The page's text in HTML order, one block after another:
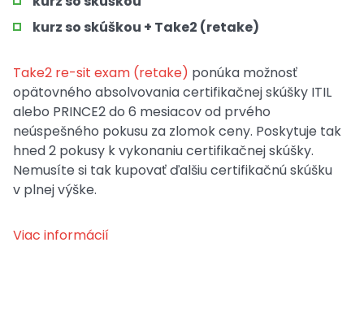
kurz so skúškou + Take2 (retake)
Take2 re-sit exam (retake) ponúka možnosť
opätovného absolvovania certifikačnej skúšky ITIL
alebo PRINCE2 do 6 mesiacov od prvého
neúspešného pokusu za zlomok ceny. Poskytuje tak
hned 2 pokusy k vykonaniu certifikačnej skúšky.
Nemusíte si tak kupovať ďalšiu certifikačnú skúšku
v plnej výške.
Viac informácií